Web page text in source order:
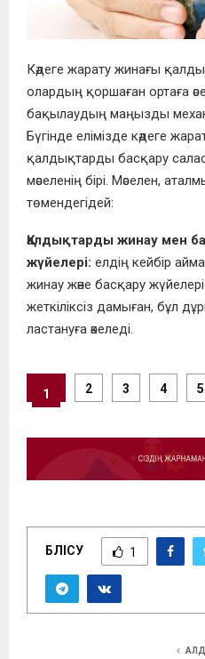
Кәдеге жарату жинағы
олардың қоршаған ортаға
бақылаудың маңызды
Бүгінде елімізде кәдеге
қалдықтарды басқару
мәселенің бірі. Мәселен,
төмендегідей:
Қалдықтарды жинау мен
жүйелері: елдің кейбір
жинау және басқару
жеткіліксіз дамыған, бұл
ластануға әкеледі.
1 2 3 4 5
БӨЛІСУ 1